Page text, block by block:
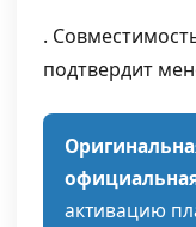
.
подтвердит
активацию